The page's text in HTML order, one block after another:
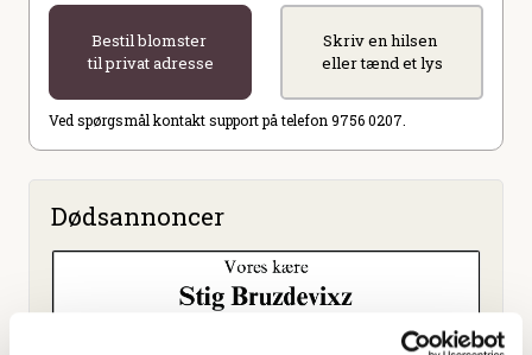
Bestil blomster
til privat adresse
Skriv en hilsen
eller tænd et lys
Ved spørgsmål kontakt support på telefon 9756 0207.
Dødsannoncer